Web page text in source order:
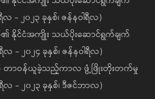
လ - ၂၀၂၃ ခုနှစ်၊ ဇန်နဝါရီလ)
၏ နိုင်ငံအကျိုး သယ်ပိုးဆောင်ရွက်ချက်
လ - ၂၀၂၄ ခုနှစ်၊ ဇန်နဝါရီလ)
စီ တာဝန်ယူခဲ့သည့်ကာလ ဖွံ့ဖြိုးတိုးတက်မှု
လ - ၂၀၂၃ ခုနှစ်၊ ဒီဇင်ဘာလ)